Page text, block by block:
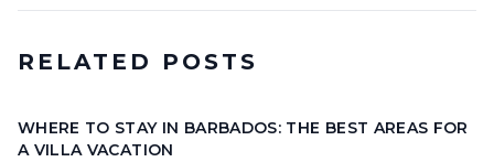
RELATED POSTS
WHERE TO STAY IN BARBADOS: THE BEST AREAS FOR
A VILLA VACATION